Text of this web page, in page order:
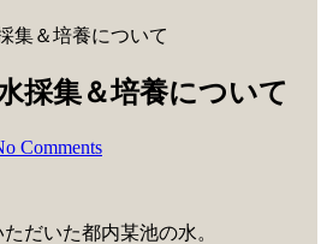
集＆培養について
採集＆培養について
Comments
だいた都内某池の水。